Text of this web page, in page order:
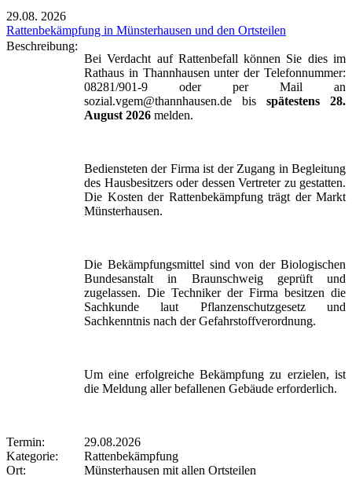
29.08. 2026
Rattenbekämpfung in Münsterhausen und den Ortsteilen
Beschreibung:
Bei Verdacht auf Rattenbefall können Sie dies im
Rathaus in Thannhausen unter der Telefonnummer:
08281/901-9 oder per Mail an
sozial.vgem@thannhausen.de bis spätestens 28.
August 2026 melden.
Bediensteten der Firma ist der Zugang in Begleitung
des Hausbesitzers oder dessen Vertreter zu gestatten.
Die Kosten der Rattenbekämpfung trägt der Markt
Münsterhausen.
Die Bekämpfungsmittel sind von der Biologischen
Bundesanstalt in Braunschweig geprüft und
zugelassen. Die Techniker der Firma besitzen die
Sachkunde laut Pflanzenschutzgesetz und
Sachkenntnis nach der Gefahrstoffverordnung.
Um eine erfolgreiche Bekämpfung zu erzielen, ist
die Meldung aller befallenen Gebäude erforderlich.
Termin:
29.08.2026
Kategorie:
Rattenbekämpfung
Ort:
Münsterhausen mit allen Ortsteilen